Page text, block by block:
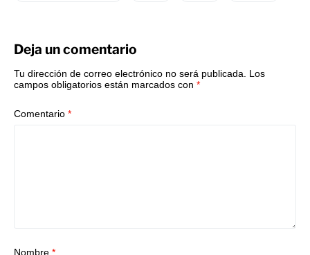
Deja un comentario
Tu dirección de correo electrónico no será publicada. Los
campos obligatorios están marcados con *
Comentario *
Nombre *